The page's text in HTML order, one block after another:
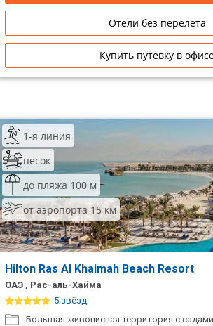
Отели без перелета
Купить путевку в
1-я линия
песок
до пляжа 100 м
от аэропорта 15 км
Hilton Ras Al Khaimah Beach Resort
ОАЭ , Рас-аль-Хайма
5 звёзд
Большая живописная территория с